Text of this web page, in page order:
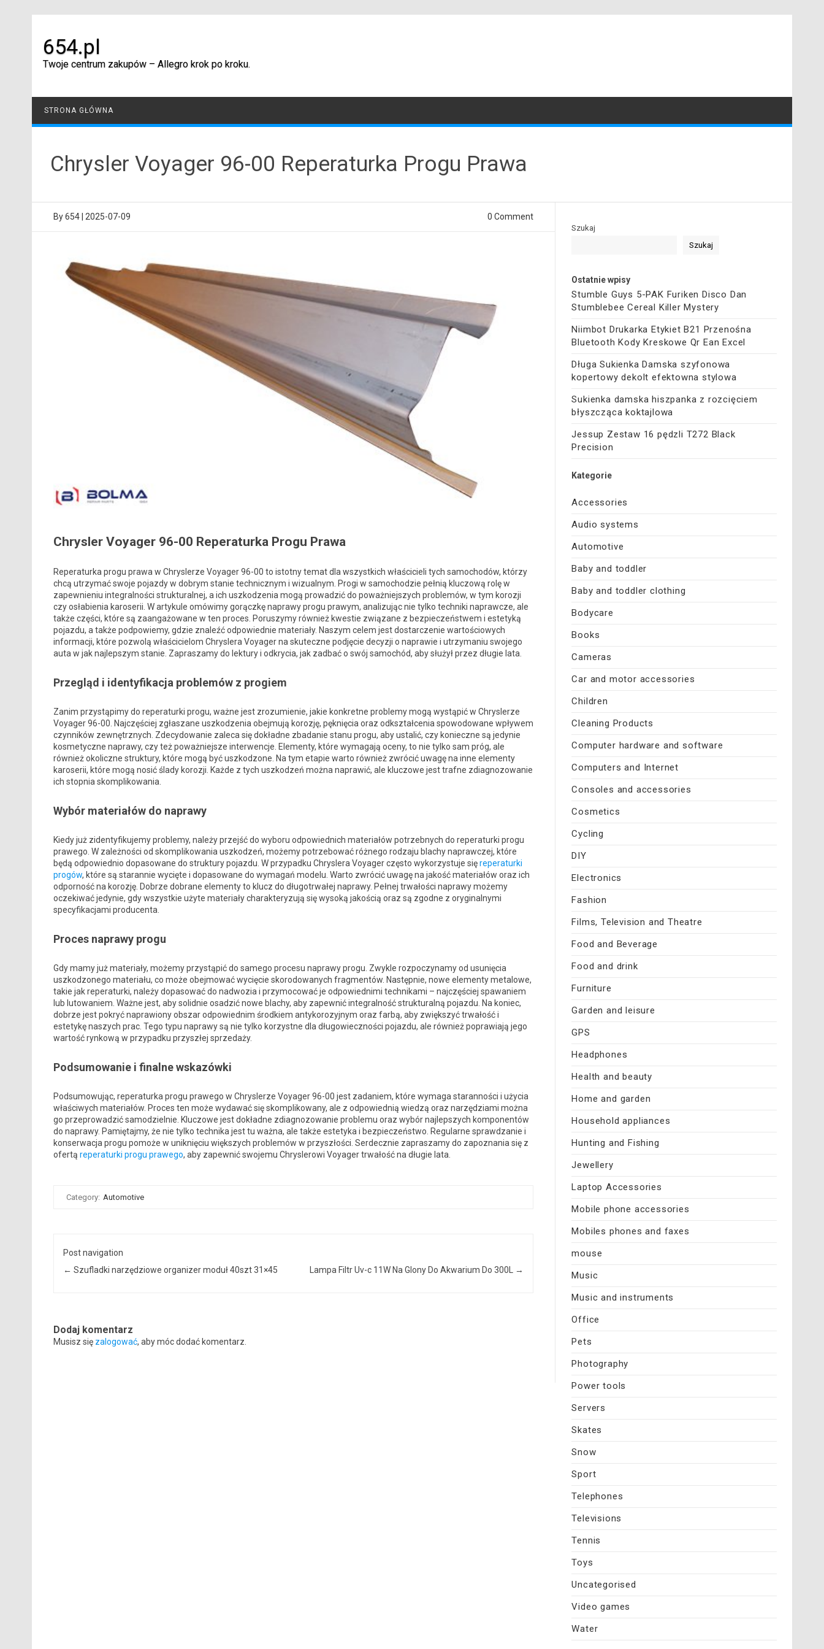
654.pl
Twoje centrum zakupów – Allegro krok po kroku.
STRONA GŁÓWNA
Chrysler Voyager 96-00 Reperaturka Progu Prawa
By654 2025-07-09 0 Comment
Chrysler Voyager 96-00 Reperaturka Progu Prawa
Reperaturka progu prawa w Chryslerze Voyager 96-00 to istotny temat dla wszystkich właścicieli tych samochodów, którzy
chcą utrzymać swoje pojazdy w dobrym stanie technicznym i wizualnym. Progi w samochodzie pełnią kluczową rolę w
zapewnieniu integralności strukturalnej, a ich uszkodzenia mogą prowadzić do poważniejszych problemów, w tym korozji
czy osłabienia karoserii. W artykule omówimy gorączkę naprawy progu prawym, analizując nie tylko techniki naprawcze, ale
także części, które są zaangażowane w ten proces. Poruszymy również kwestie związane z bezpieczeństwem i estetyką
pojazdu, a także podpowiemy, gdzie znaleźć odpowiednie materiały. Naszym celem jest dostarczenie wartościowych
informacji, które pozwolą właścicielom Chryslera Voyager na skuteczne podjęcie decyzji o naprawie i utrzymaniu swojego
auta w jak najlepszym stanie. Zapraszamy do lektury i odkrycia, jak zadbać o swój samochód, aby służył przez długie lata.
Przegląd i identyfikacja problemów z progiem
Zanim przystąpimy do reperaturki progu, ważne jest zrozumienie, jakie konkretne problemy mogą wystąpić w Chryslerze
Voyager 96-00. Najczęściej zgłaszane uszkodzenia obejmują korozję, pęknięcia oraz odkształcenia spowodowane wpływem
czynników zewnętrznych. Zdecydowanie zaleca się dokładne zbadanie stanu progu, aby ustalić, czy konieczne są jedynie
kosmetyczne naprawy, czy też poważniejsze interwencje. Elementy, które wymagają oceny, to nie tylko sam próg, ale
również okoliczne struktury, które mogą być uszkodzone. Na tym etapie warto również zwrócić uwagę na inne elementy
karoserii, które mogą nosić ślady korozji. Każde z tych uszkodzeń można naprawić, ale kluczowe jest trafne zdiagnozowanie
ich stopnia skomplikowania.
Wybór materiałów do naprawy
Kiedy już zidentyfikujemy problemy, należy przejść do wyboru odpowiednich materiałów potrzebnych do reperaturki progu
prawego. W zależności od skomplikowania uszkodzeń, możemy potrzebować różnego rodzaju blachy naprawczej, które
będą odpowiednio dopasowane do struktury pojazdu. W przypadku Chryslera Voyager często wykorzystuje sięreperaturki
progów, które są starannie wycięte i dopasowane do wymagań modelu. Warto zwrócić uwagę na jakość materiałów oraz ich
odporność na korozję. Dobrze dobrane elementy to klucz do długotrwałej naprawy. Pełnej trwałości naprawy możemy
oczekiwać jedynie, gdy wszystkie użyte materiały charakteryzują się wysoką jakością oraz są zgodne z oryginalnymi
specyfikacjami producenta.
Proces naprawy progu
Gdy mamy już materiały, możemy przystąpić do samego procesu naprawy progu. Zwykle rozpoczynamy od usunięcia
uszkodzonego materiału, co może obejmować wycięcie skorodowanych fragmentów. Następnie, nowe elementy metalowe,
takie jak reperaturki, należy dopasować do nadwozia i przymocować je odpowiednimi technikami – najczęściej spawaniem
lub lutowaniem. Ważne jest, aby solidnie osadzić nowe blachy, aby zapewnić integralność strukturalną pojazdu. Na koniec,
dobrze jest pokryć naprawiony obszar odpowiednim środkiem antykorozyjnym oraz farbą, aby zwiększyć trwałość i
estetykę naszych prac. Tego typu naprawy są nie tylko korzystne dla długowieczności pojazdu, ale również poprawiają jego
wartość rynkową w przypadku przyszłej sprzedaży.
Podsumowanie i finalne wskazówki
Podsumowując, reperaturka progu prawego w Chryslerze Voyager 96-00 jest zadaniem, które wymaga staranności i użycia
właściwych materiałów. Proces ten może wydawać się skomplikowany, ale z odpowiednią wiedzą oraz narzędziami można
go przeprowadzić samodzielnie. Kluczowe jest dokładne zdiagnozowanie problemu oraz wybór najlepszych komponentów
do naprawy. Pamiętajmy, że nie tylko technika jest tu ważna, ale także estetyka i bezpieczeństwo. Regularne sprawdzanie i
konserwacja progu pomoże w uniknięciu większych problemów w przyszłości. Serdecznie zapraszamy do zapoznania się z
ofertą reperaturki progu prawego, aby zapewnić swojemu Chryslerowi Voyager trwałość na długie lata.
Category: Automotive
Post navigation
← Szufladki narzędziowe organizer moduł 40szt 31×45 Lampa Filtr Uv-c 11W Na Glony Do Akwarium Do 300L →
Dodaj komentarz
Musisz się zalogować, aby móc dodać komentarz.
Szukaj
Szukaj
Ostatnie wpisy
Stumble Guys 5-PAK Furiken Disco Dan
Stumblebee Cereal Killer Mystery
Niimbot Drukarka Etykiet B21 Przenośna
Bluetooth Kody Kreskowe Qr Ean Excel
Długa Sukienka Damska szyfonowa
kopertowy dekolt efektowna stylowa
Sukienka damska hiszpanka z rozcięciem
błyszcząca koktajlowa
Jessup Zestaw 16 pędzli T272 Black
Precision
Kategorie
Accessories
Audio systems
Automotive
Baby and toddler
Baby and toddler clothing
Bodycare
Books
Cameras
Car and motor accessories
Children
Cleaning Products
Computer hardware and software
Computers and Internet
Consoles and accessories
Cosmetics
Cycling
DIY
Electronics
Fashion
Films, Television and Theatre
Food and Beverage
Food and drink
Furniture
Garden and leisure
GPS
Headphones
Health and beauty
Home and garden
Household appliances
Hunting and Fishing
Jewellery
Laptop Accessories
Mobile phone accessories
Mobiles phones and faxes
mouse
Music
Music and instruments
Office
Pets
Photography
Power tools
Servers
Skates
Snow
Sport
Telephones
Televisions
Tennis
Toys
Uncategorised
Video games
Water